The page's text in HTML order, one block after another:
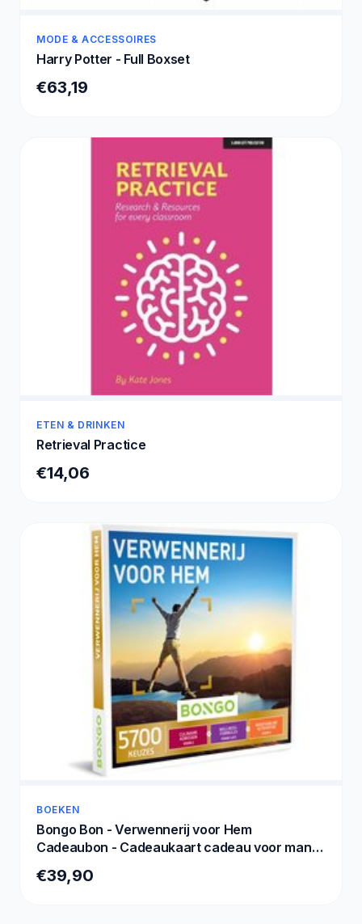
MODE & ACCESSOIRES
Harry Potter - Full Boxset
€63,19
ETEN & DRINKEN
Retrieval Practice
€14,06
BOEKEN
Bongo Bon - Verwennerij voor Hem
Cadeaubon - Cadeaukaart cadeau voor man
sportief, relax en meer
€39,90